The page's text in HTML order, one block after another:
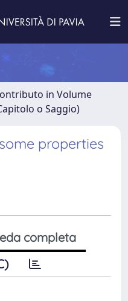
in Volume
o Saggio)
properties
completa